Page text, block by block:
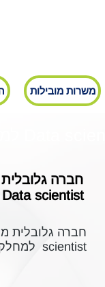
משרות מובילות
חברה
Data scientist למחלקת ביואינפורמטיקה במרכז הפיתוח של החברה הממוקם ברחובות
scientist למחלקת ביואינפורמטיקה במרכז הפיתוח של החברה הממוקם ברחובות